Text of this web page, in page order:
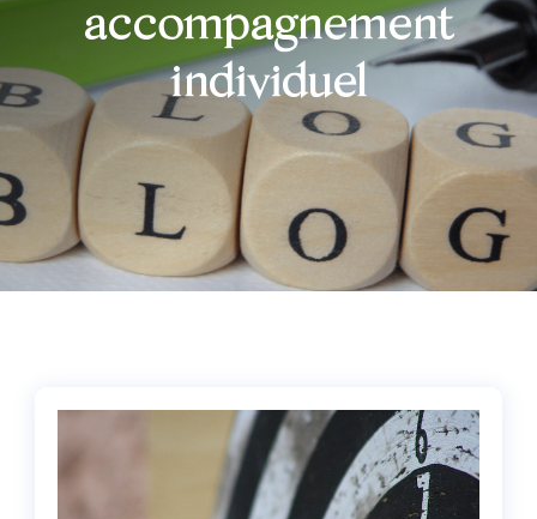
accompagnement
individuel